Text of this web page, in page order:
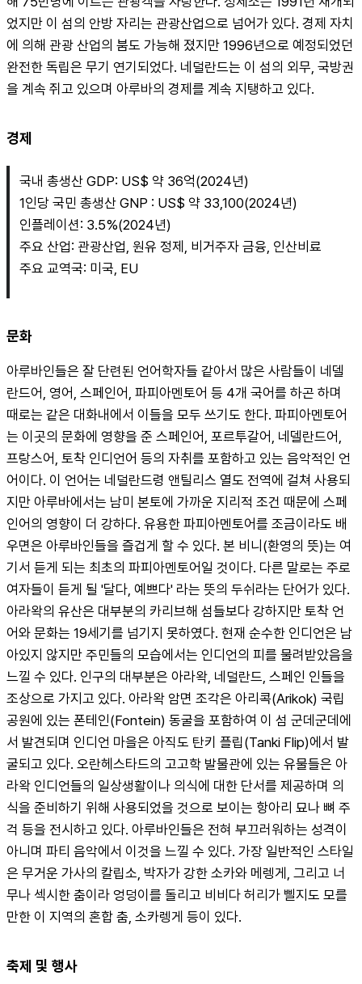
었지만 이 섬의 안방 자리는 관광산업으로 넘어가 있다. 경제 자치
에 의해 관광 산업의 붐도 가능해 졌지만 1996년으로 예정되었던
완전한 독립은 무기 연기되었다. 네덜란드는 이 섬의 외무, 국방권
을 계속 쥐고 있으며 아루바의 경제를 계속 지탱하고 있다.
경제
국내 총생산 GDP: US$ 약 36억(2024년)
1인당 국민 총생산 GNP : US$ 약 33,100(2024년)
인플레이션: 3.5%(2024년)
주요 산업: 관광산업, 원유 정제, 비거주자 금융, 인산비료
주요 교역국: 미국, EU
문화
아루바인들은 잘 단련된 언어학자들 같아서 많은 사람들이 네델
란드어, 영어, 스페인어, 파피아멘토어 등 4개 국어를 하곤 하며
때로는 같은 대화내에서 이들을 모두 쓰기도 한다. 파피아멘토어
는 이곳의 문화에 영향을 준 스페인어, 포르투갈어, 네델란드어,
프랑스어, 토착 인디언어 등의 자취를 포함하고 있는 음악적인 언
어이다. 이 언어는 네덜란드령 앤틸리스 열도 전역에 걸쳐 사용되
지만 아루바에서는 남미 본토에 가까운 지리적 조건 때문에 스페
인어의 영향이 더 강하다. 유용한 파피아멘토어를 조금이라도 배
우면은 아루바인들을 즐겁게 할 수 있다. 본 비니(환영의 뜻)는 여
기서 듣게 되는 최초의 파피아멘토어일 것이다. 다른 말로는 주로
여자들이 듣게 될 '달다, 예쁘다' 라는 뜻의 두쉬라는 단어가 있다.
아라왁의 유산은 대부분의 카리브해 섬들보다 강하지만 토착 언
어와 문화는 19세기를 넘기지 못하였다. 현재 순수한 인디언은 남
아있지 않지만 주민들의 모습에서는 인디언의 피를 물려받았음을
느낄 수 있다. 인구의 대부분은 아라왁, 네덜란드, 스페인 인들을
조상으로 가지고 있다. 아라왁 암면 조각은 아리콕(Arikok) 국립
공원에 있는 폰테인(Fontein) 동굴을 포함하여 이 섬 군데군데에
서 발견되며 인디언 마을은 아직도 탄키 플립(Tanki Flip)에서 발
굴되고 있다. 오란헤스타드의 고고학 발물관에 있는 유물들은 아
라왁 인디언들의 일상생활이나 의식에 대한 단서를 제공하며 의
식을 준비하기 위해 사용되었을 것으로 보이는 항아리 묘나 뼈 주
걱 등을 전시하고 있다. 아루바인들은 전혀 부끄러워하는 성격이
아니며 파티 음악에서 이것을 느낄 수 있다. 가장 일반적인 스타일
은 무거운 가사의 칼립소, 박자가 강한 소카와 메렝게, 그리고 너
무나 섹시한 춤이라 엉덩이를 돌리고 비비다 허리가 삘지도 모를
만한 이 지역의 혼합 춤, 소카렝게 등이 있다.
축제 및 행사